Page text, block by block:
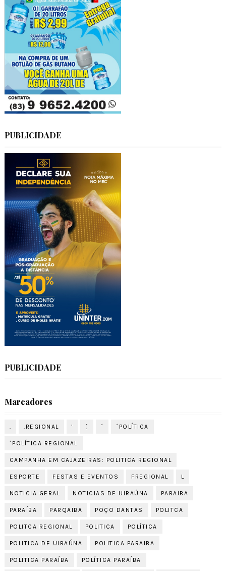
PUBLICIDADE
PUBLICIDADE
Marcadores
. .REGIONAL ' [ ´ ´POLÍTICA
´POLÍTICA REGIONAL
CAMPANHA EM CAJAZEIRAS: POLITICA REGIONAL
ESPORTE FESTAS E EVENTOS FREGIONAL L
NOTICIA GERAL NOTICIAS DE UIRAÚNA PARAIBA
PARAÍBA PARQAIBA POÇO DANTAS POLITCA
POLITCA REGIONAL POLITICA POLÍTICA
POLITICA DE UIRAÚNA POLITICA PARAIBA
POLITICA PARAÍBA POLÍTICA PARAÍBA